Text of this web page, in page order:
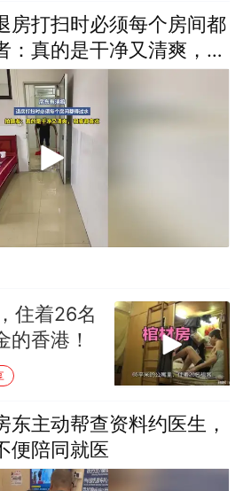
房打扫时必须每个房间都
：真的是干净又清爽，
住着26名
的香港！
东主动帮查资料约医生，
便陪同就医